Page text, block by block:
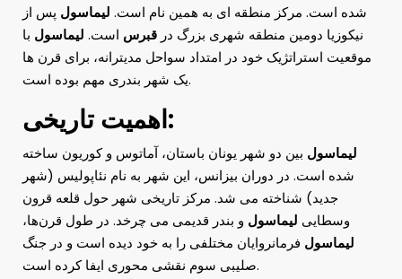
شده است. مرکز منطقه ای به همین نام است. لیماسول پس از
نیکوزیا دومین منطقه شهری بزرگ در قبرس است. لیماسول با
موقعیت استراتژیک خود در امتداد سواحل مدیترانه، برای قرن ها
یک شهر بندری مهم بوده است.
اهمیت تاریخی:
لیماسول بین دو شهر یونان باستان، آماتوس و کوریون ساخته
شده است. در دوران بیزانس، این شهر به نام نئاپولیس (شهر
جدید) شناخته می شد. مرکز تاریخی شهر حول قلعه قرون
وسطایی لیماسول و بندر قدیمی می چرخد. در طول قرن‌ها،
لیماسول فرمانروایان مختلفی را به خود دیده است و در جنگ
صلیبی سوم نقشی محوری ایفا کرده است.